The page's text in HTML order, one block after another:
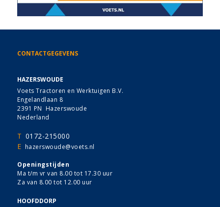
CONTACTGEGEVENS
HAZERSWOUDE
Voets Tractoren en Werktuigen B.V.
Engelandlaan 8
2391 PN Hazerswoude
Nederland
T 0172-215000
E hazerswoude@voets.nl
Openingstijden
Ma t/m vr van 8.00 tot 17.30 uur
Za van 8.00 tot 12.00 uur
HOOFDDORP